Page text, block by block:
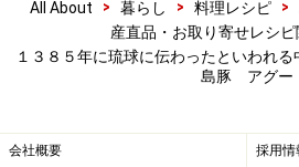
All About > 暮らし > 料理レシピ >
産直品・お取り寄せレシ
１３８５年に琉球に伝わったといわれ
島豚 アグー
会社概要 採用情